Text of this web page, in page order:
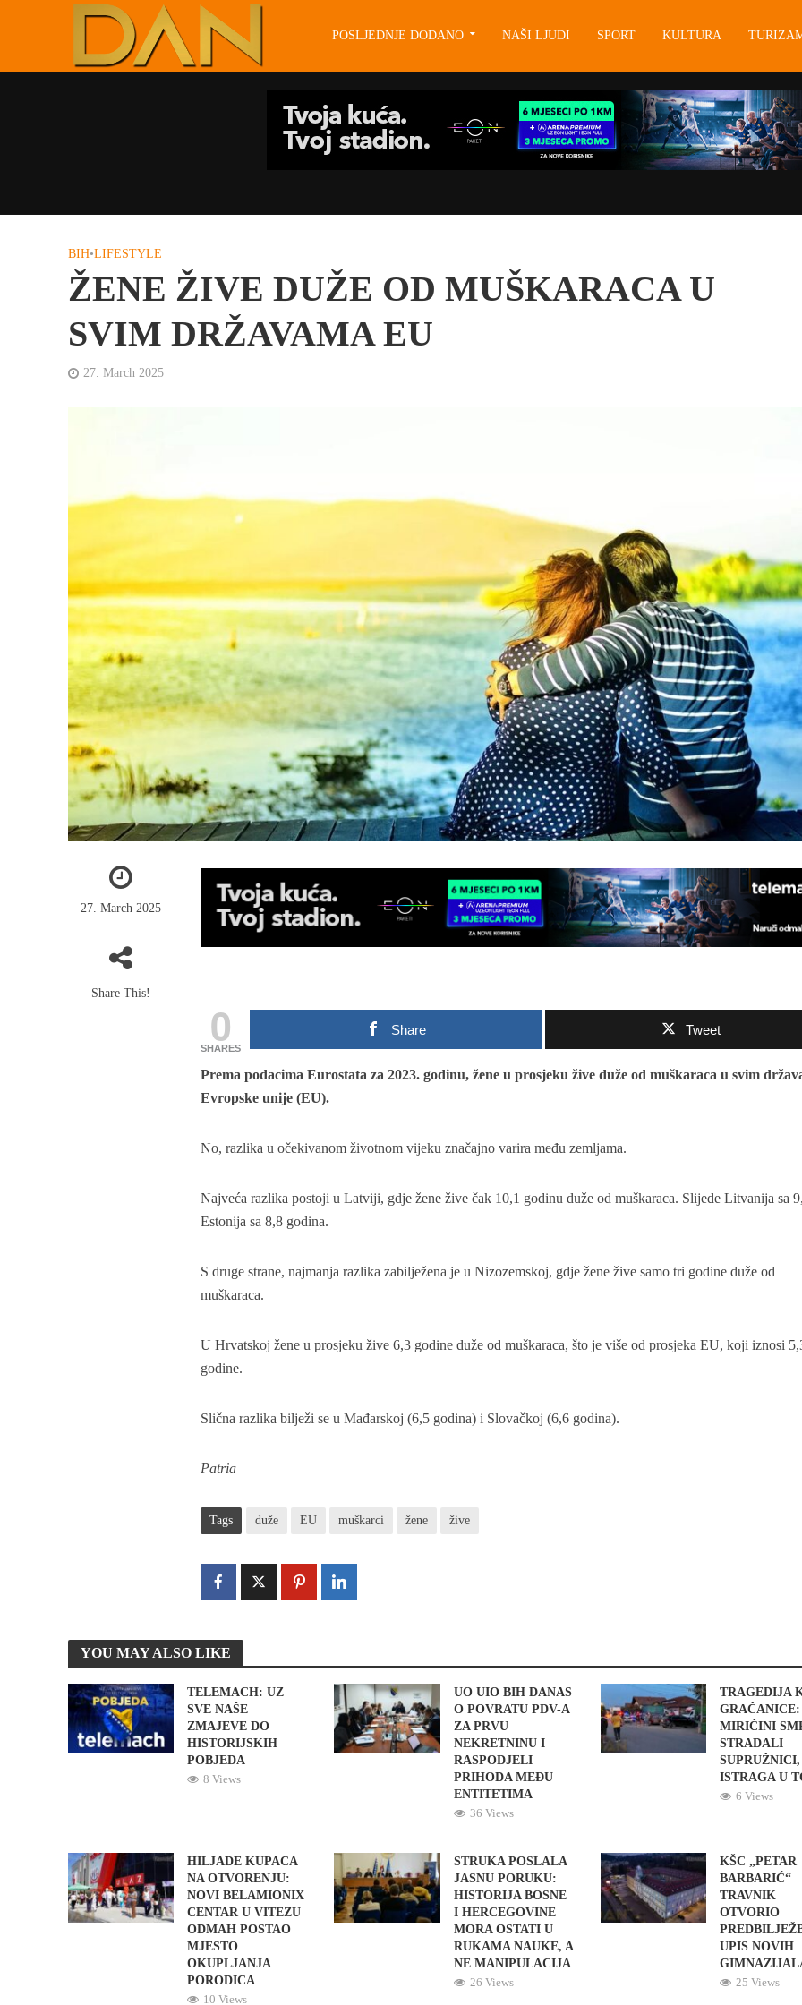
POSLJEDNJE DODANO NAŠI LJUDI SPORT KULTURA
BIH•LIFESTYLE
ŽENE ŽIVE DUŽE OD MUŠKARACA U
SVIM DRŽAVAMA EU
27. March 2025
27. March 2025
Share This!
0
SHARES
Share Tweet
Prema podacima Eurostata za 2023. godinu, žene u prosjeku žive duže od muškaraca u svim
Evropske unije (EU).
No, razlika u očekivanom životnom vijeku značajno varira među zemljama.
Najveća razlika postoji u Latviji, gdje žene žive čak 10,1 godinu duže od muškaraca. Slijede Litvanija sa
Estonija sa 8,8 godina.
S druge strane, najmanja razlika zabilježena je u Nizozemskoj, gdje žene žive samo tri godine duže od
muškaraca.
U Hrvatskoj žene u prosjeku žive 6,3 godine duže od muškaraca, što je više od prosjeka EU, koji iznosi
godine.
Slična razlika bilježi se u Mađarskoj (6,5 godina) i Slovačkoj (6,6 godina).
Patria
Tags duže EU muškarci žene žive
YOU MAY ALSO LIKE
TELEMACH: UZ
SVE NAŠE
ZMAJEVE DO
HISTORIJSKIH
POBJEDA
8 Views
UO UIO BIH DANAS
O POVRATU PDV-A
ZA PRVU
NEKRETNINU I
RASPODJELI
PRIHODA MEĐU
ENTITETIMA
36 Views
TRAGEDIJA
MIRIČINI
STRADALI
SUPRUŽNICI,
ISTRAGA U
6 Views
HILJADE KUPACA
NA OTVORENJU:
NOVI BELAMIONIX
CENTAR U VITEZU
ODMAH POSTAO
MJESTO
OKUPLJANJA
PORODICA
10 Views
STRUKA POSLALA
JASNU PORUKU:
HISTORIJA BOSNE
I HERCEGOVINE
MORA OSTATI U
RUKAMA NAUKE, A
NE MANIPULACIJA
26 Views
KŠC „PETAR
BARBARIĆ“
TRAVNIK
OTVORIO
UPIS NOVIH
25 Views